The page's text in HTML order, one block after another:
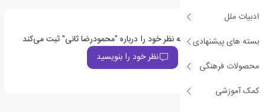
ادبیات ملل
بسته های پیشنهادی
محصولات فرهنگی
کمک آموزشی
اولین نفری باشید که نظر خود را درباره "محمودرضا ثانی" ثبت می‌کند
نظر خود را بنویسید